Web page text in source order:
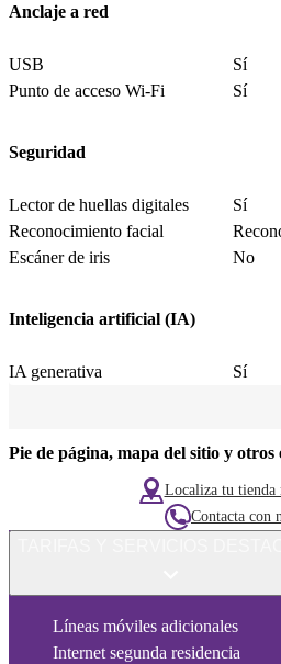
Anclaje a red
USB
Sí
Punto de acceso Wi-Fi
Sí
Seguridad
Lector de huellas digitales
Sí
Reconocimiento facial
Escáner de iris
No
Inteligencia artificial (IA)
IA generativa Sí
Pie de página, mapa del sitio y otros
Localiza tu tienda
Contacta con
Líneas móviles adicionales
Internet segunda residencia